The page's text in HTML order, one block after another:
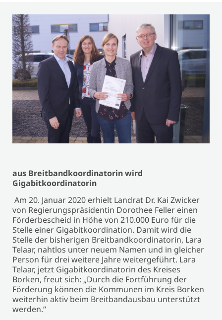
aus Breitbandkoordinatorin wird
Gigabitkoordinatorin
Am 20. Januar 2020 erhielt Landrat Dr. Kai Zwicker
von Regierungspräsidentin Dorothee Feller einen
Förderbescheid in Höhe von 210.000 Euro für die
Stelle einer Gigabitkoordination. Damit wird die
Stelle der bisherigen Breitbandkoordinatorin, Lara
Telaar, nahtlos unter neuem Namen und in gleicher
Person für drei weitere Jahre weitergeführt. Lara
Telaar, jetzt Gigabitkoordinatorin des Kreises
Borken, freut sich: „Durch die Fortführung der
Förderung können die Kommunen im Kreis Borken
weiterhin aktiv beim Breitbandausbau unterstützt
werden.“